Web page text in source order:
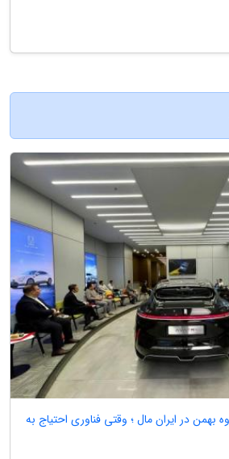
آموزشی اوتار 11 گروه بهمن در ایران مال ؛ وقتی فناوری احتیاج به